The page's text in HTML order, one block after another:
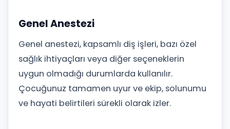
Genel Anestezi
Genel anestezi, kapsamlı diş işleri, bazı özel
sağlık ihtiyaçları veya diğer seçeneklerin
uygun olmadığı durumlarda kullanılır.
Çocuğunuz tamamen uyur ve ekip, solunumu
ve hayati belirtileri sürekli olarak izler.